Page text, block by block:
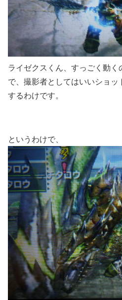
ライゼクスくん、すっごく動く
で、撮影者としてはいいショ
するわけです。
というわけで、